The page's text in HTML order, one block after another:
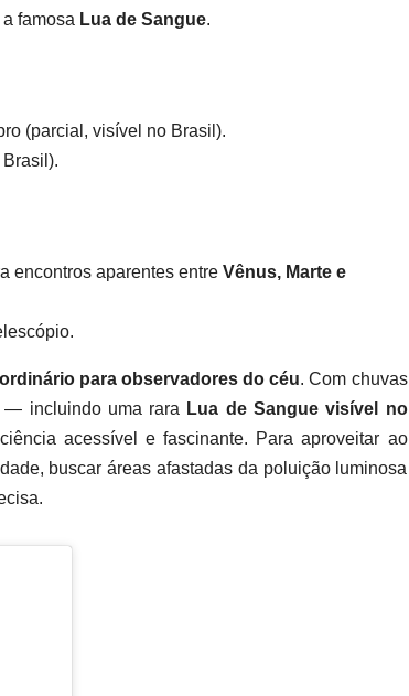
famosa Lua de Sangue.
(parcial, visível no Brasil).
encontros aparentes entre Vênus, Marte e
para observadores do céu. Com chuvas
— incluindo uma rara Lua de Sangue visível no
acessível e fascinante. Para aproveitar ao
buscar áreas afastadas da poluição luminosa